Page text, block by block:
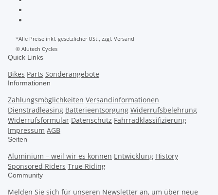
*Alle Preise inkl. gesetzlicher USt., zzgl. Versand
© Alutech Cycles
Quick Links
Bikes Parts Sonderangebote
Informationen
Zahlungsmöglichkeiten Versandinformationen
Dienstradleasing Batterieentsorgung Widerrufsbelehrung
Widerrufsformular Datenschutz Fahrradklassifizierung
Impressum AGB
Seiten
Aluminium – weil wir es können Entwicklung History
Sponsored Riders True Riding
Community
Melden Sie sich für unseren Newsletter an, um über neue